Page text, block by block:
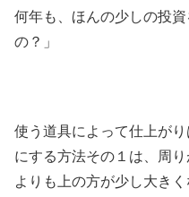
何年も、ほんの少しの投
の？」
使う道具によって仕上が
にする方法その１は、周
よりも上の方が少し大きく